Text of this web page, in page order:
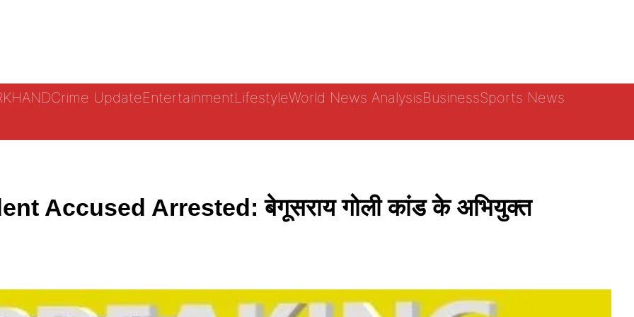
Crime UpdateEntertainmentLifestyleWorld News AnalysisBusinessSports News
Accused Arrested: बेगूसराय गोली कांड के अभियुक्त